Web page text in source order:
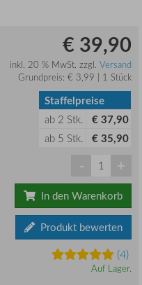
€ 39,90
inkl. 20 % MwSt. zzgl. Versand
Grundpreis: € 3,99 | 1 Stück
Staffelpreise
ab 2 Stk. € 37,90
ab 5 Stk. € 35,90
- +
In den Warenkorb
Produkt bewerten
(4)
Auf Lager.